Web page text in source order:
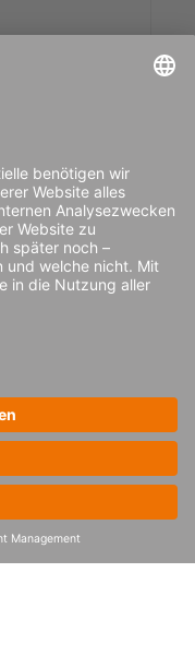
Pfade
können so
und die